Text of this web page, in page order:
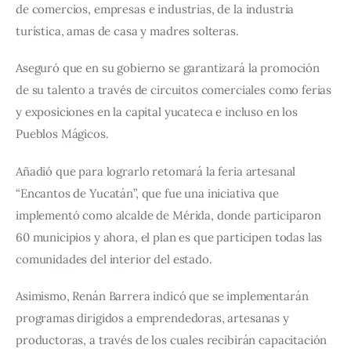
de comercios, empresas e industrias, de la industria
turística, amas de casa y madres solteras.
Aseguró que en su gobierno se garantizará la promoción
de su talento a través de circuitos comerciales como ferias
y exposiciones en la capital yucateca e incluso en los
Pueblos Mágicos.
Añadió que para lograrlo retomará la feria artesanal
“Encantos de Yucatán”, que fue una iniciativa que
implementó como alcalde de Mérida, donde participaron
60 municipios y ahora, el plan es que participen todas las
comunidades del interior del estado.
Asimismo, Renán Barrera indicó que se implementarán
programas dirigidos a emprendedoras, artesanas y
productoras, a través de los cuales recibirán capacitación